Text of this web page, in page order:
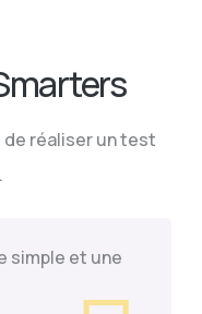
de réaliser un test
simple et une